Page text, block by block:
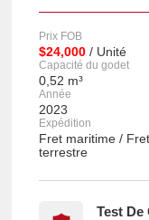
Prix FOB
$24,000 / Unité
Capacité du godet
0,52 m³
Année
2023
Expédition
Fret maritime / Fret
terrestre
Test De